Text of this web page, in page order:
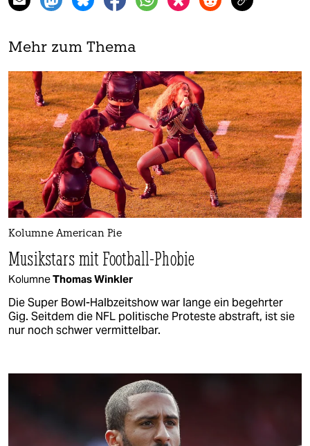
Mehr zum Thema
Kolumne American Pie
Musikstars mit Football-Phobie
KolumneThomas Winkler
Die Super Bowl-Halbzeitshow war lange ein begehrter
Gig. Seitdem die NFL politische Proteste abstraft, ist sie
nur noch schwer vermittelbar.